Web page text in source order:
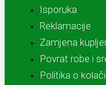
Isporuka
Reklamacije
Zamjena
Povrat robe i
Politika o